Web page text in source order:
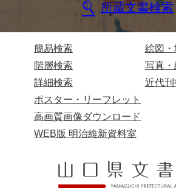
所蔵文書検索
簡易検索
階層検索
詳細検索
絵図・
写真・
近代
ポスター・リーフレット
高画質画像ダウンロード
WEB版 明治維新資料室